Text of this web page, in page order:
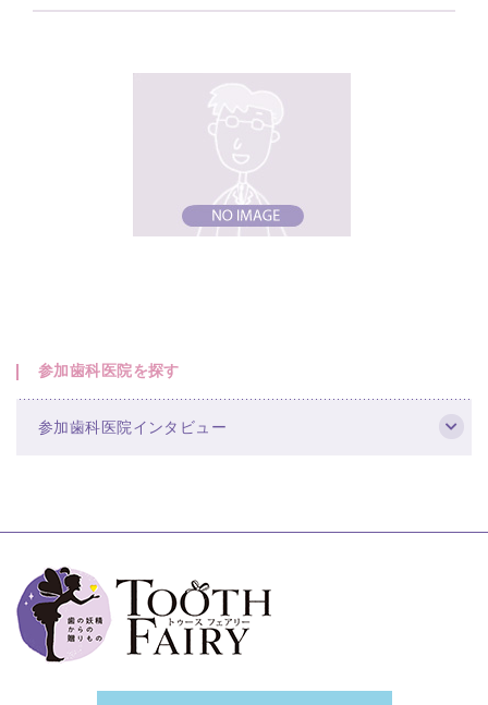
参加歯科医院を探す
参加歯科医院インタビュー